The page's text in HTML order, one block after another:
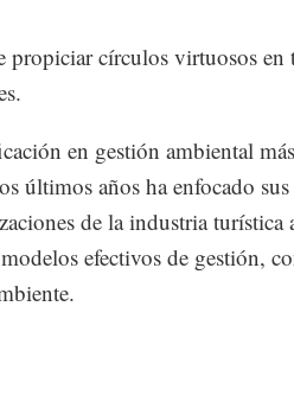
propiciar círculos virtuosos en
en gestión ambiental más
últimos años ha enfocado sus
de la industria turística
efectivos de gestión,